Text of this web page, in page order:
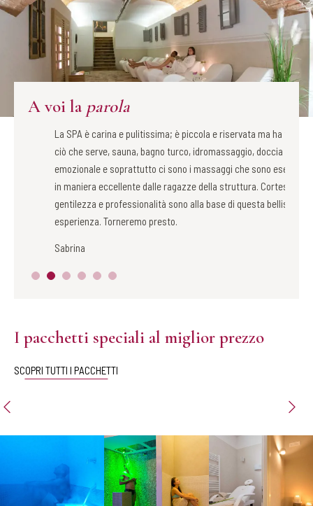
A voi la parola
La SPA è carina e pulitissima; è piccola e riservata ma ha tutto
ciò che serve, sauna, bagno turco, idromassaggio, doccia
emozionale e soprattutto ci sono i massaggi che sono eseguiti
in maniera eccellente dalle ragazze della struttura. Cortesia
gentilezza e professionalità sono alla base di questa bellissima
esperienza. Torneremo presto.
Sabrina
I pacchetti speciali al miglior prezzo
SCOPRI TUTTI I PACCHETTI